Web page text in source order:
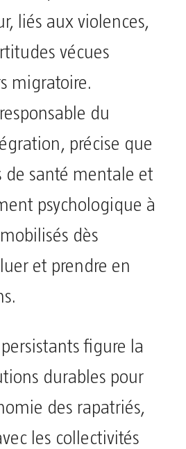
liés aux violences,
vécues
migratoire.
du
précise que
de santé mentale et
psychologique à
dès
et prendre en
figure la
durables pour
des rapatriés,
les collectivités